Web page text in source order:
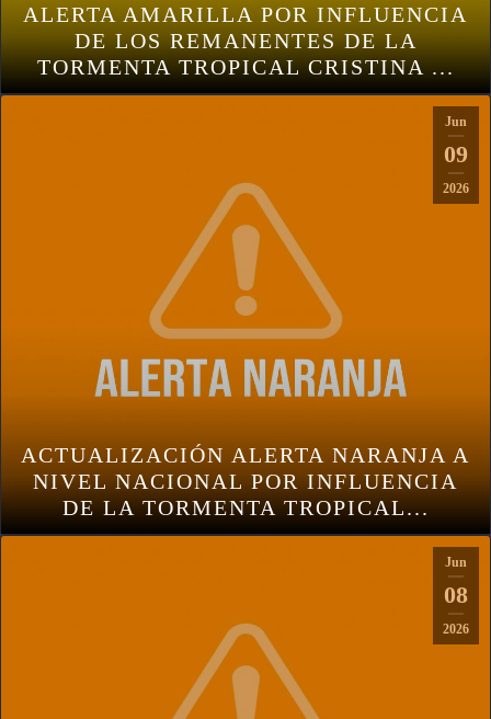
ALERTA AMARILLA POR INFLUENCIA
DE LOS REMANENTES DE LA
TORMENTA TROPICAL CRISTINA ...
Jun
09
2026
ACTUALIZACIÓN ALERTA NARANJA A
NIVEL NACIONAL POR INFLUENCIA
DE LA TORMENTA TROPICAL...
Jun
08
2026